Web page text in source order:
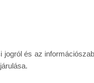
és az